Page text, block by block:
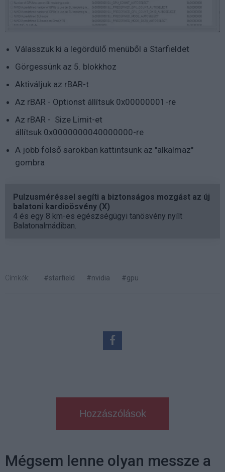
Válasszuk ki a legördülő menüből a Starfieldet
Görgessünk az 5. blokkhoz
Aktiváljuk az rBAR-t
Az rBAR - Optionst állítsuk 0x00000001-re
Az rBAR - Size Limit-et
állítsuk 0x0000000040000000-re
A jobb fölső sarokban kattintsunk az "alkalmaz"
gombra
Pulzusméréssel segíti a biztonságos mozgást az új
balatoni kardioösvény (X)
4 és egy 8 km-es egészségügyi tanösvény nyílt
Balatonalmádiban.
Címkék: #starfield #nvidia #gpu
Hozzászólások
Mégsem lenne olyan messze a